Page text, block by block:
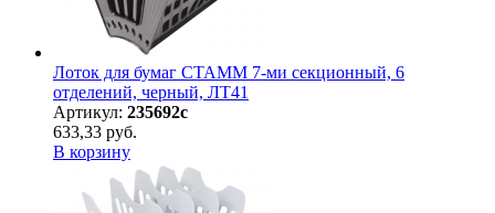
Лоток для бумаг СТАММ 7-ми секционный, 6
отделений, черный, ЛТ41
Артикул: 235692с
633,33 руб.
В корзину